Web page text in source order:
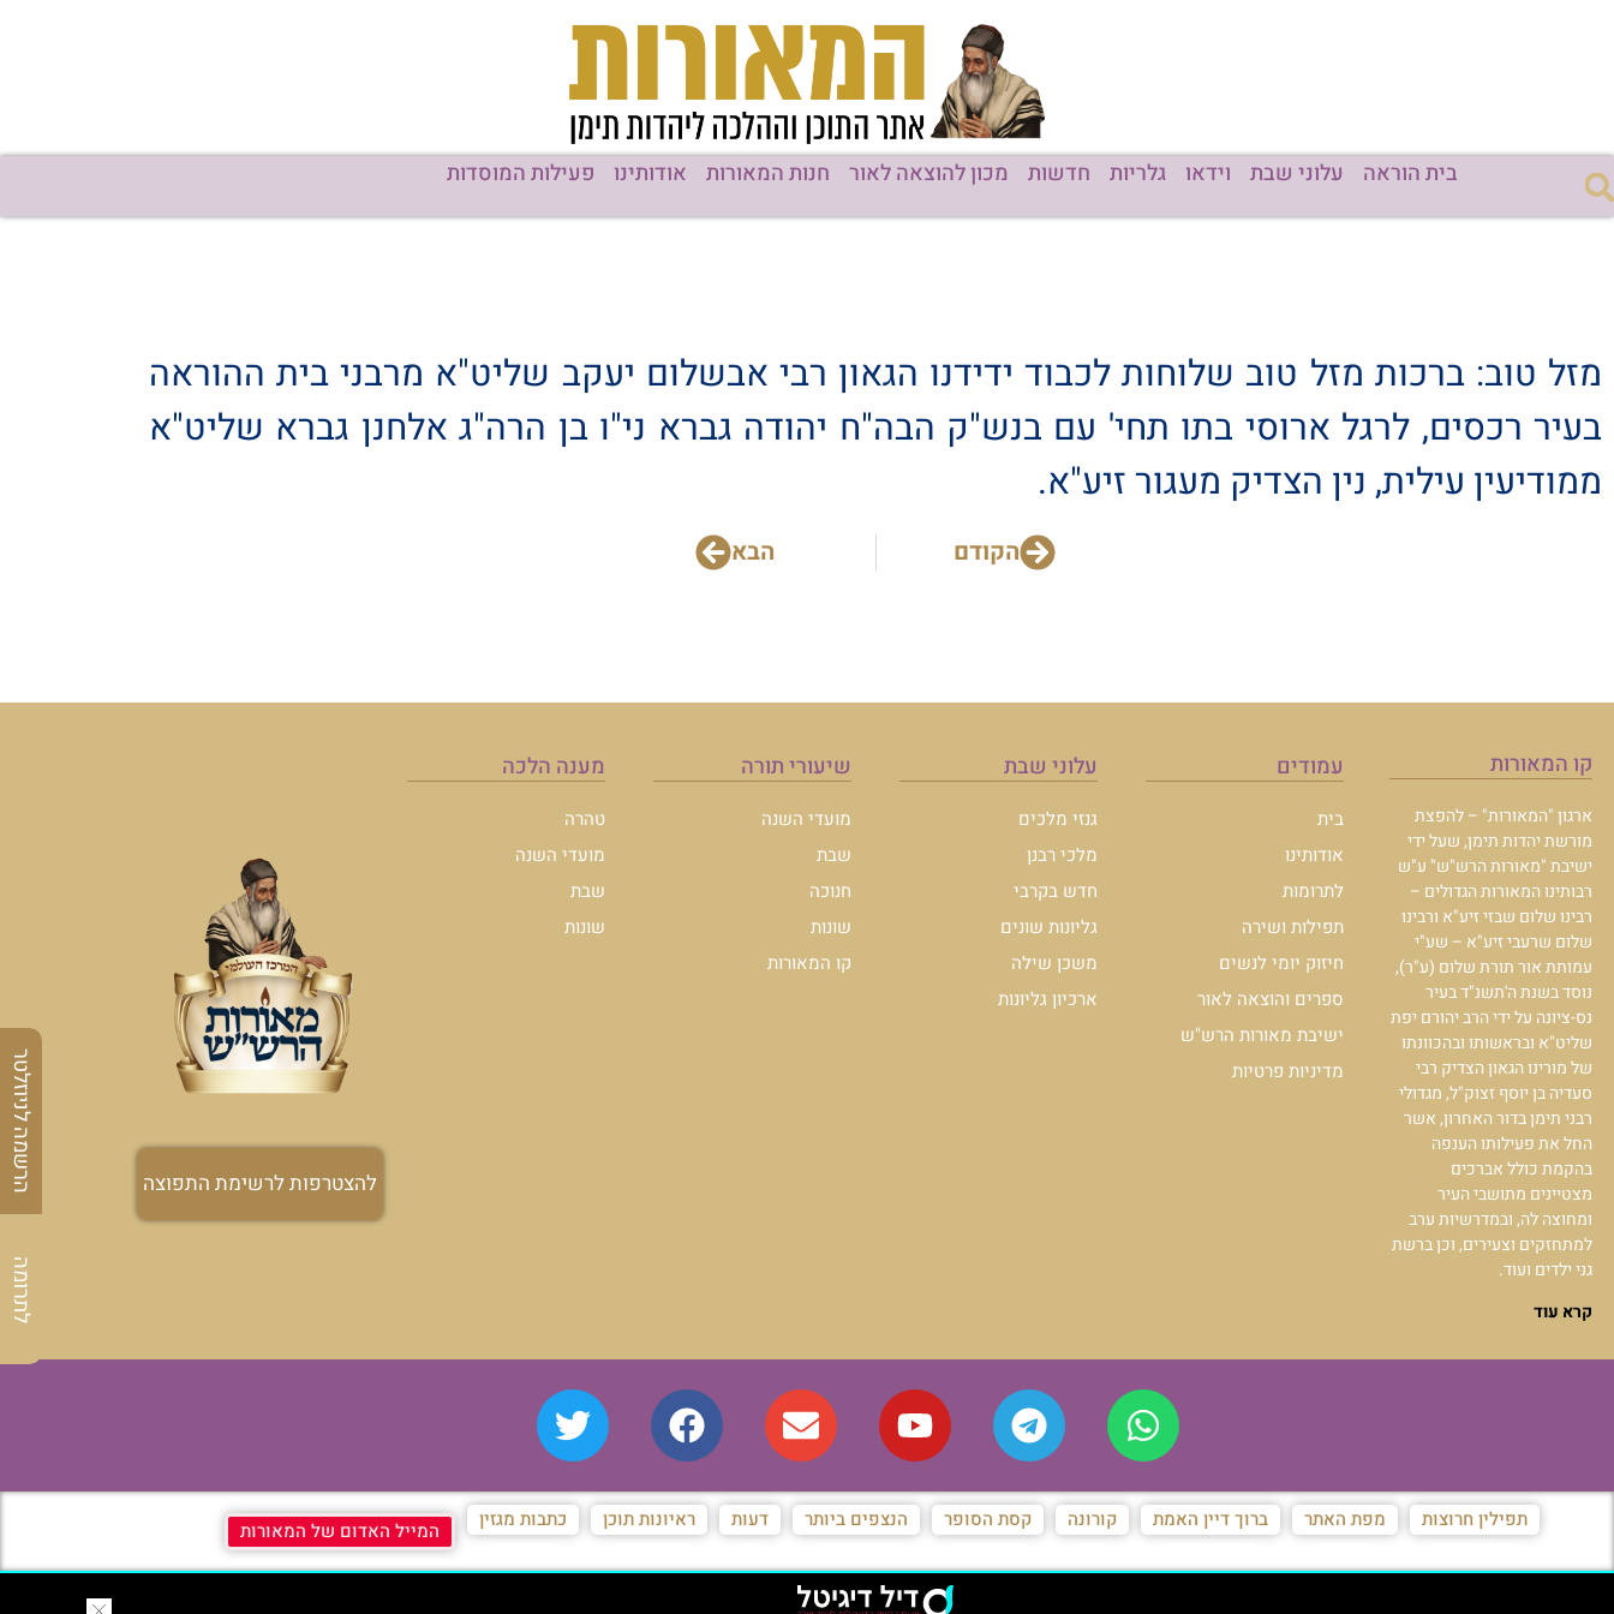
בית הוראה עלוני שבת וידאו גלריות חדשות מכון להוצאה לאור חנות המאורות אודותינו פעילות המוסדות
מזל טוב: ברכות מזל טוב שלוחות לכבוד ידידנו הגאון רבי אבשלום יעקב שליט"א מרבני בית ההוראה
בעיר רכסים, לרגל ארוסי בתו תחי' עם בנש"ק הבה"ח יהודה גברא ני"ו בן הרה"ג אלחנן גברא שליט"א
ממודיעין עילית, נין הצדיק מעגור זיע"א.
הקודם הבא
קו המאורות
ארגון "המאורות" – להפצת
מורשת יהדות תימן, שעל ידי
ישיבת "מאורות הרש"ש" ע"ש
רבותינו המאורות הגדולים –
רבינו שלום שבזי זיע"א ורבינו
שלום שרעבי זיע"א – שע"י
עמותת אור תורת שלום (ע"ר),
נוסד בשנת ה'תשנ"ד בעיר
נס-ציונה על ידי הרב יהורם יפת
שליט"א ובראשותו ובהכוונתו
של מורינו הגאון הצדיק רבי
סעדיה בן יוסף זצוק"ל, מגדולי
רבני תימן בדור האחרון, אשר
החל את פעילותו הענפה
בהקמת כולל אברכים
מצטיינים מתושבי העיר
ומחוצה לה, ובמדרשיות ערב
למתחזקים וצעירים, וכן ברשת
גני ילדים ועוד.
קרא עוד
עמודים
בית
אודותינו
לתרומות
תפילות ושירה
חיזוק יומי לנשים
ספרים והוצאה לאור
ישיבת מאורות הרש"ש
מדיניות פרטיות
עלוני שבת
גנזי מלכים
מלכי רבנן
חדש בקרבי
גליונות שונים
משכן שילה
ארכיון גליונות
שיעורי תורה
מועדי השנה
שבת
חנוכה
שונות
קו המאורות
מענה הלכה
טהרה
מועדי השנה
שבת
שונות
להצטרפות לרשימת התפוצה הרשמה לניוזלטר
לתרומה
תפילין חרוצות מפת האתר ברוך דיין האמת קורונה קסת הסופר הנצפים ביותר דעות ראיונות תוכן כתבות מגזין המייל האדום של המאורות